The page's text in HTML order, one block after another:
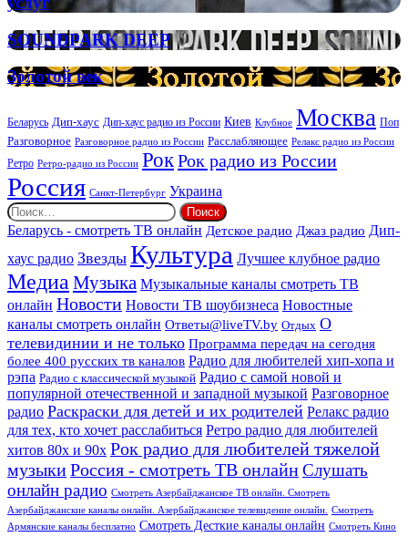
и
организации
ритуальных
SOUNDPARK
DEEP
SOUNDPARK DEEP
Золотой
век
Золотой век
Беларусь Дип-хаус Дип-хаус радио из России Киев Клубное Москва Поп
Разговорное Разговорное радио из России Расслабляющее Релакс радио из России
Ретро Ретро-радио из России РокРок радио из России
Россия Санкт-Петербург Украина
Найти:
Беларусь - смотреть ТВ онлайн Детское радио Джаз радио Дип-
хаус радио Звезды Культура Лучшее клубное радио
Медиа Музыка Музыкальные каналы смотреть ТВ
онлайн Новости Новости ТВ шоубизнеса Новостные
каналы смотреть онлайн Ответы@liveTV.by Отдых О
телевидинии и не только Программа передач на сегодня
более 400 русских тв каналов Радио для любителей хип-хопа и
рэпа Радио с классической музыкой Радио с самой новой и
популярной отечественной и западной музыкой Разговорное
радио Раскраски для детей и их родителей Релакс радио
для тех, кто хочет расслабиться Ретро радио для любителей
хитов 80х и 90х Рок радио для любителей тяжелой
музыкиРоссия - смотреть ТВ онлайнСлушать
онлайн радио Смотреть Азербайджанское ТВ онлайн. Смотреть
Азербайджанские каналы онлайн. Азербайджанское телевидение онлайн.
Смотреть
Армянские каналы бесплатно Смотреть Десткие каналы онлайн Смотреть Кино